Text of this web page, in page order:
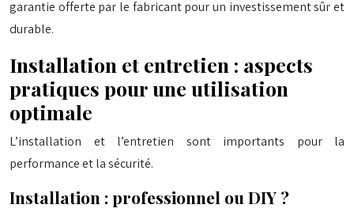
garantie offerte par le fabricant pour un investissement sûr et
durable.
Installation et entretien : aspects
pratiques pour une utilisation
optimale
L’installation et l’entretien sont importants pour la
performance et la sécurité.
Installation : professionnel ou DIY ?